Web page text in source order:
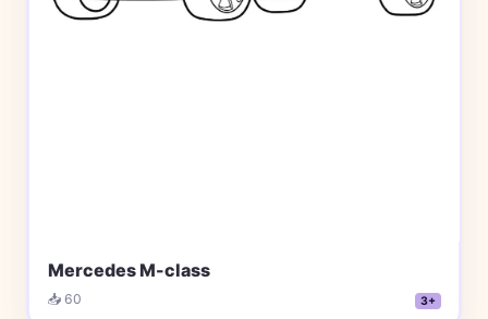
Mercedes M-class
📥 60 3+